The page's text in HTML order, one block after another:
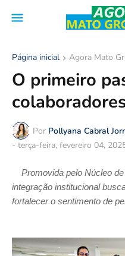
Página inicial Agora Mato
O primeiro
Por Pollyana Cabral
- terça-feira, fevereiro 04,
Promovida pelo Núcleo
integração institucional
fortalecer o sentimento de